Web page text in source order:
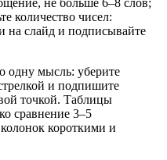
количество чисел:
на слайд и подписывайте
одну мысль: уберите
и подпишите
точкой. Таблицы
сравнение 3–5
колонок короткими и